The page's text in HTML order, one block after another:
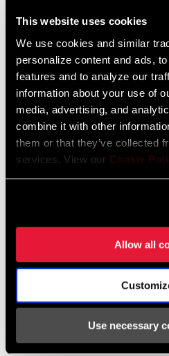
This website uses cookies
We use cookies and similar
personalize content and ads,
features and to analyze our
information about your use of
media, advertising, and
combine it with other
them or that they’ve collected
services. View our Cookie
Allow all
Use necessary
EIGENSCHAFTEN
40, 50, 60, 70, 80, 90 mm Länge
T25 Torx-Schrauben für 1
Einige Produktvarianten, die auf
verbaut. Einzelheiten erfährst du bei